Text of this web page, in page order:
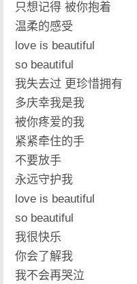
只想记得 被你抱着
温柔的感受
love is beautiful
so beautiful
我失去过 更珍惜拥有
多庆幸我是我
被你疼爱的我
紧紧牵住的手
不要放手
永远守护我
love is beautiful
so beautiful
我很快乐
你会了解我
我不会再哭泣